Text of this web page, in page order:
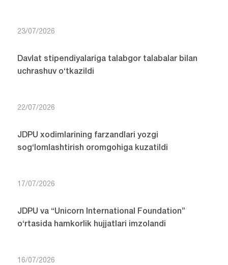
23/07/2026
Davlat stipendiyalariga talabgor talabalar bilan
uchrashuv o‘tkazildi
22/07/2026
JDPU xodimlarining farzandlari yozgi
sog‘lomlashtirish oromgohiga kuzatildi
17/07/2026
JDPU va “Unicorn International Foundation”
o‘rtasida hamkorlik hujjatlari imzolandi
16/07/2026